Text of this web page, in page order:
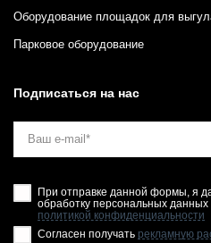
Оборудование площадок для
Парковое оборудование
Подписаться на нас
При отправке данной формы, я
обработку персональных
политикой конфиденциальности
Согласен получать рекламную